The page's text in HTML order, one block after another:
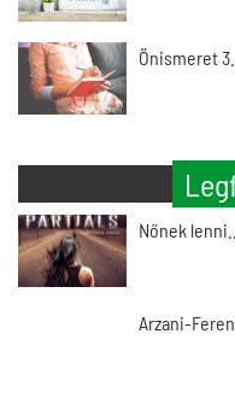
Önismeret
Nőnek lenni…
Arzani-